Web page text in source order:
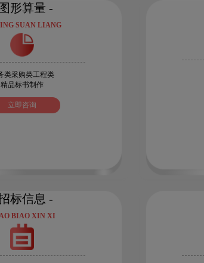
形算量 -
SUAN LIANG
类采购类工程类
精品标书制作
立即咨询
标信息 -
BIAO XIN XI